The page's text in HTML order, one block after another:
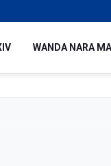
WANDA NARA
cualquiera”